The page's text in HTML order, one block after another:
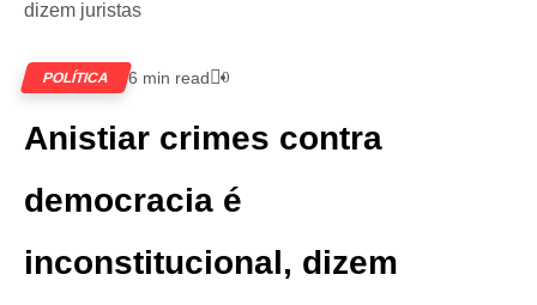
POLÍTICA 6 min read 0
Anistiar crimes contra
democracia é
inconstitucional, dizem